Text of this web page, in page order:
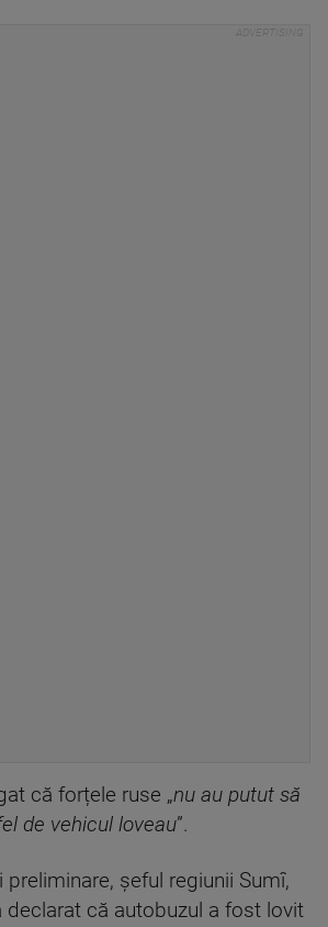
că forțele ruse „nu au putut să
de vehicul loveau”.
șeful regiunii Sumî,
declarat că autobuzul a fost lovit